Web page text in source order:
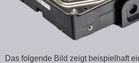
Das folgende Bild zeigt beispielhaft